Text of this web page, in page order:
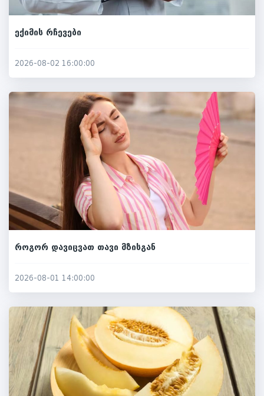
ექიმის რჩევები
2026-08-02 16:00:00
როგორ დავიცვათ თავი მზისგან
2026-08-01 14:00:00